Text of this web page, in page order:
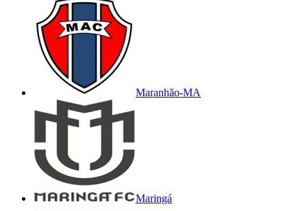
Maranhão-MA
Maringá